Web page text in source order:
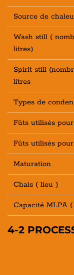
Source de
Wash still (
litres)
Spirit still
litres
Types de
Fûts utilisés
Fûts utilisés
Maturation
Chais ( lieu )
Capacité MLPA
4-2